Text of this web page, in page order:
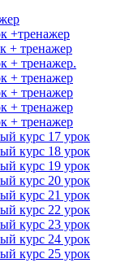
+тренажер
+ тренажер
+ тренажер.
+ тренажер
+ тренажер
+ тренажер
+ тренажер
курс 17 урок
курс 18 урок
курс 19 урок
курс 20 урок
курс 21 урок
курс 22 урок
курс 23 урок
курс 24 урок
курс 25 урок